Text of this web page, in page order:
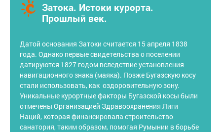
Затока. Истоки курорта.
Прошлый век.
Датой основания Затоки считается 15 апреля 1838
года. Однако первые свидетельства о поселении
датируются 1827 годом вследствие установления
навигационного знака (маяка). Позже Бугазскую косу
стали использовать, как оздоровительную зону.
Уникальные курортные факторы Бугазской косы были
отмечены Организацией Здравоохранения Лиги
Наций, которая финансировала строительство
санатория, таким образом, помогая Румынии в борьбе